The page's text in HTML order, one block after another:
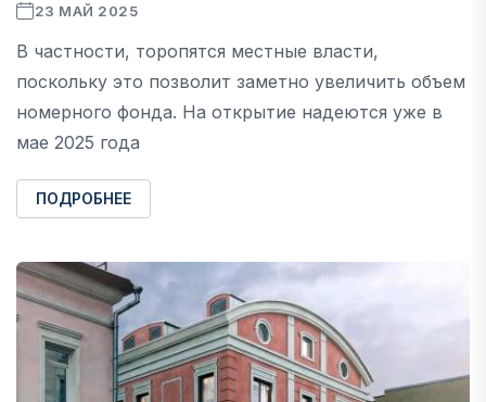
23 МАЙ 2025
В частности, торопятся местные власти,
поскольку это позволит заметно увеличить объем
номерного фонда. На открытие надеются уже в
мае 2025 года
ПОДРОБНЕЕ